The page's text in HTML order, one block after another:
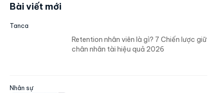
Bài viết mới
Tanca
Retention nhân viên là gì? 7 Chiến lược giữ
chân nhân tài hiệu quả 2026
Nhân sự